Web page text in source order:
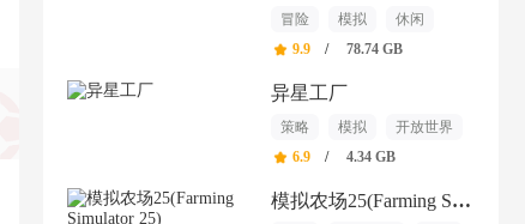
冒险 模拟
休闲
9.9
/ 78.74 GB
异星工厂
策略 模拟
开放世界
6.9
/ 4.34 GB
模拟农场25(Farming Simulator 25)